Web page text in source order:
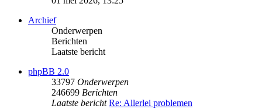
Archief
Onderwerpen
Berichten
Laatste bericht
phpBB 2.0
33797 Onderwerpen
246699 Berichten
Laatste bericht Re: Allerlei problemen